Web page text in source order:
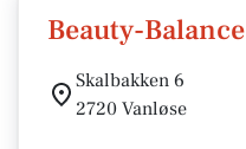
Beauty-Balance
Skalbakken 6
2720 Vanløse